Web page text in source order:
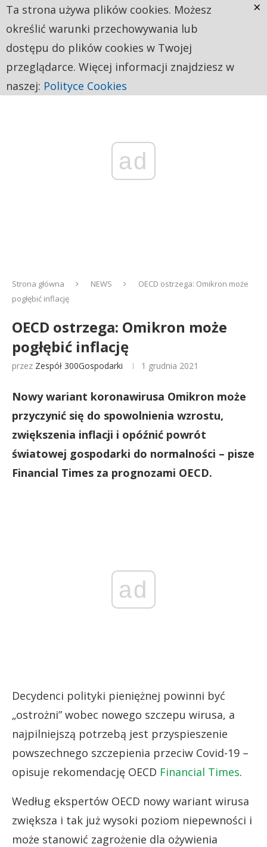
ad
Strona główna NEWS
OECD ostrzega: Omikron może
pogłębić inflację
OECD ostrzega: Omikron może
pogłębić inflację
przez Zespół 300Gospodarki 1 grudnia 2021
Nowy wariant koronawirusa Omikron może
przyczynić się do spowolnienia wzrostu,
zwiększenia inflacji i opóźnić powrót
światowej gospodarki do normalności – pisze
Financial Times za prognozami OECD.
ad
Decydenci polityki pieniężnej powinni być
„ostrożni” wobec nowego szczepu wirusa, a
najpilniejszą potrzebą jest przyspieszenie
powszechnego szczepienia przeciw Covid-19 –
opisuje rekomendację OECD Financial Times.
Według ekspertów OECD nowy wariant wirusa
zwiększa i tak już wysoki poziom niepewności i
może stanowić zagrożenie dla ożywienia
Ta strona używa plików cookies. Możesz
określić warunki przechowywania lub
dostępu do plików cookies w Twojej
przeglądarce. Więcej informacji znajdziesz w
naszej: Polityce Cookies
×